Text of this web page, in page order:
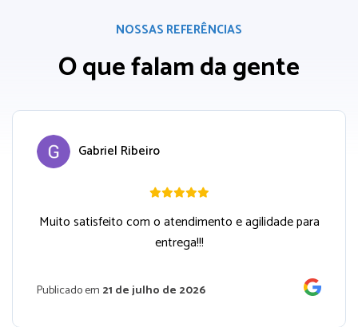
NOSSAS REFERÊNCIAS
O que falam da gente
Gabriel Ribeiro
Muito satisfeito com o atendimento e agilidade para
entrega!!!
Publicado em 21 de julho de 2026